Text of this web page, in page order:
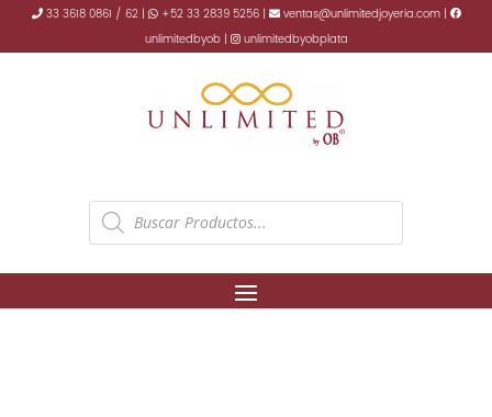
33 3618 0861 / 62 | +52 33 2839 5256 |
ventas@unlimitedjoyeria.com |
unlimitedbyob |
unlimitedbyobplata
Products
search